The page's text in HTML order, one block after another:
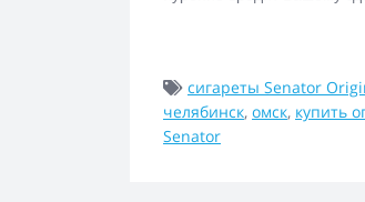
сигареты Senator
челябинск, омск, купить
Senator